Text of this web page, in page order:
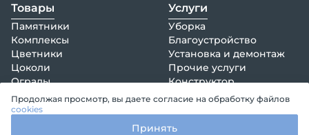
Товары
Памятники
Комплексы
Цветники
Цоколи
Ограды
Покрытия
Столы
Услуги
Уборка
Благоустройство
Установка и демонтаж
Прочие услуги
Конструктор
Продолжая просмотр, вы даете согласие на обработку файлов
cookies
Принять